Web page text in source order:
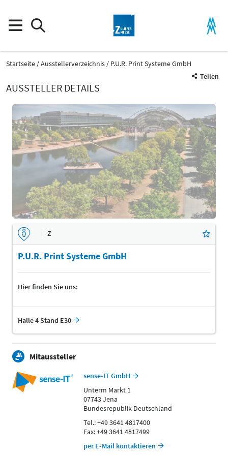
Startseite Ausstellerverzeichnis
P.U.R. Print Systeme GmbH
Teilen
AUSSTELLER DETAILS
Z
P.U.R. Print Systeme GmbH
Hier finden Sie uns:
Halle 4 Stand E30
Mitaussteller
sense-IT GmbH
Unterm Markt 1
07743 Jena
Bundesrepublik Deutschland
Tel.: +49 3641 4817400
Fax: +49 3641 4817499
per E-Mail kontaktieren